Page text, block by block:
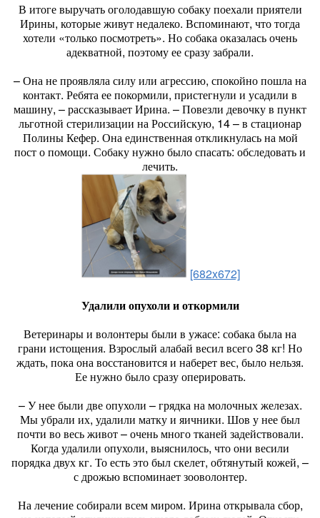
В итоге выручать оголодавшую собаку поехали приятели
Ирины, которые живут недалеко. Вспоминают, что тогда
хотели «только посмотреть». Но собака оказалась очень
адекватной, поэтому ее сразу забрали.
– Она не проявляла силу или агрессию, спокойно пошла на
контакт. Ребята ее покормили, пристегнули и усадили в
машину, – рассказывает Ирина. – Повезли девочку в пункт
льготной стерилизации на Российскую, 14 – в стационар
Полины Кефер. Она единственная откликнулась на мой
пост о помощи. Собаку нужно было спасать: обследовать и
лечить.
[682x672]
Удалили опухоли и откормили
Ветеринары и волонтеры были в ужасе: собака была на
грани истощения. Взрослый алабай весил всего 38 кг! Но
ждать, пока она восстановится и наберет вес, было нельзя.
Ее нужно было сразу оперировать.
– У нее были две опухоли – грядка на молочных железах.
Мы убрали их, удалили матку и яичники. Шов у нее был
почти во весь живот – очень много тканей задействовали.
Когда удалили опухоли, выяснилось, что они весили
порядка двух кг. То есть это был скелет, обтянутый кожей, –
с дрожью вспоминает зооволонтер.
На лечение собирали всем миром. Ирина открывала сбор,